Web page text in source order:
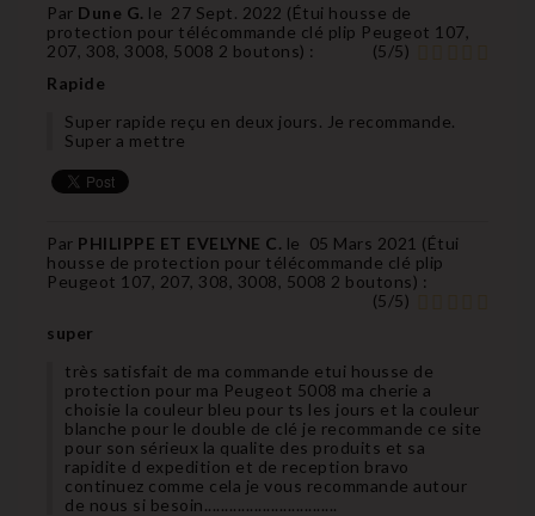
Par Dune G. le 27 Sept. 2022 (Étui housse de
protection pour télécommande clé plip Peugeot 107,
207, 308, 3008, 5008 2 boutons) : (5/5)
Rapide
Super rapide reçu en deux jours. Je recommande.
Super a mettre
Par PHILIPPE ET EVELYNE C. le 05 Mars 2021 (Étui
housse de protection pour télécommande clé plip
Peugeot 107, 207, 308, 3008, 5008 2 boutons) :
(5/5)
super
très satisfait de ma commande etui housse de
protection pour ma Peugeot 5008 ma cherie a
choisie la couleur bleu pour ts les jours et la couleur
blanche pour le double de clé je recommande ce site
pour son sérieux la qualite des produits et sa
rapidite d expedition et de reception bravo
continuez comme cela je vous recommande autour
de nous si besoin................................